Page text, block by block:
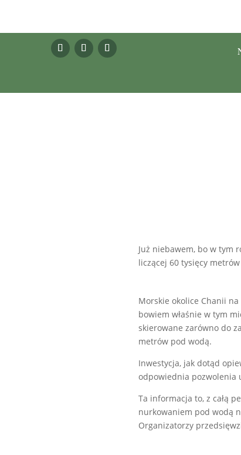
Już niebawem, bo w tym
liczącej 60 tysięcy
Morskie okolice Chanii na
bowiem właśnie w tym
skierowane zarówno do
metrów pod wodą.
Inwestycja, jak dotąd
odpowiednia pozwolenia
Ta informacja to, z całą
nurkowaniem pod wodą
Organizatorzy